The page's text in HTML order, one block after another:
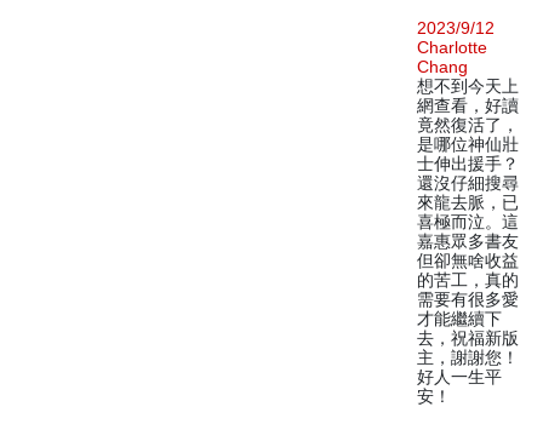
2023/9/12
Charlotte
Chang
想不到今天上
網查看，好讀
竟然復活了，
是哪位神仙壯
士伸出援手？
還沒仔細搜尋
來龍去脈，已
喜極而泣。這
嘉惠眾多書友
但卻無啥收益
的苦工，真的
需要有很多愛
才能繼續下
去，祝福新版
主，謝謝您！
好人一生平
安！